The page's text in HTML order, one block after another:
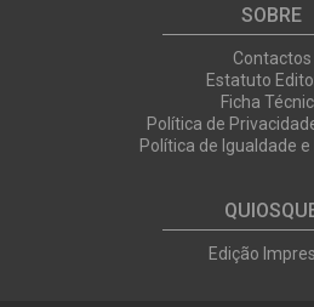
SOBRE
Contactos
Estatuto
Ficha
Política de
Política de Igualdade
Edição